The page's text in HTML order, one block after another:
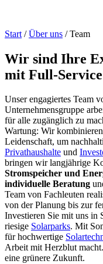
Start /Über uns /Team
Wir sind Ihre
mit Full-Service
Unser engagiertes Team
Unternehmensgruppe
für alle zugänglich zu
Wartung: Wir
Leidenschaft, um
Privathaushalte und
bringen wir langjährige
Stromspeicher und
individuelle Beratung
Team von Fachleuten
von der Planung bis zur
Investieren Sie mit uns in
riesige Solarparks. Mit
für hochwertige
Arbeit mit Herzblut
eine grünere Zukunft.